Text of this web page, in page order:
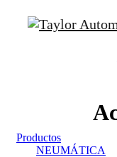
Productos
NEUMÁTICA